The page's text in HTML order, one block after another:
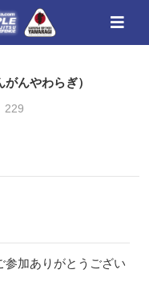
んやわらぎ）
229
参加ありがとうござい